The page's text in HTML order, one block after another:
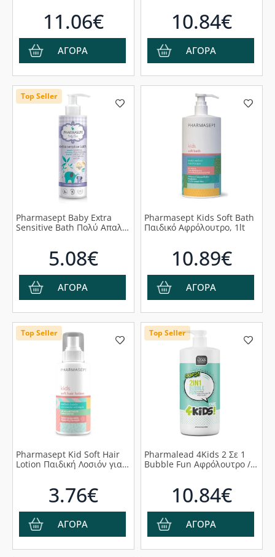
11.06€
ΑΓΟΡΑ
& Χαμομηλιού, 1000ml
10.84€
ΑΓΟΡΑ
Top Seller
Pharmasept Baby Extra
Sensitive Bath Πολύ Απαλό
από την Πρώτη Ημέρα,
5.08€
ΑΓΟΡΑ
Pharmasept Kids Soft Bath
Παιδικό Αφρόλουτρο, 1lt
10.89€
ΑΓΟΡΑ
Top Seller
Pharmasept Kid Soft Hair
Lotion Παιδική Λοσιόν για
3.76€
ΑΓΟΡΑ
Top Seller
Pharmalead 4Kids 2 Σε 1
Bubble Fun Αφρόλουτρο /
10.84€
ΑΓΟΡΑ